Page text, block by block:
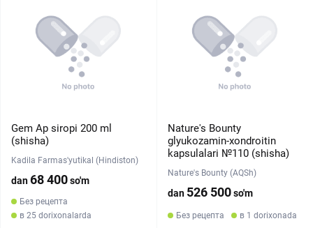
Gem Ap siropi 200 ml
(shisha)
Kadila Farmas'yutikal (Hindiston)
dan68 400so'm
Без рецепта
в 25 dorixonalarda
Nature's Bounty
glyukozamin-xondroitin
kapsulalari №110 (shisha)
Nature's Bounty (AQSh)
dan 526 500so'm
Без рецепта в 1 dorixonada